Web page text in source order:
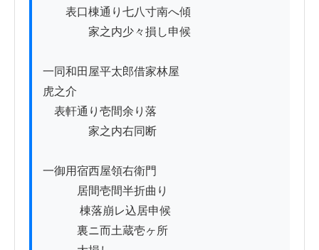
表口棟通り七八寸南へ傾
家之内少々損し申候
一同和田屋平太郎借家林屋
虎之介
家之内右同断
一御用宿西屋領右衛門
居間壱間半折曲り
裏ニ而土蔵壱ヶ所